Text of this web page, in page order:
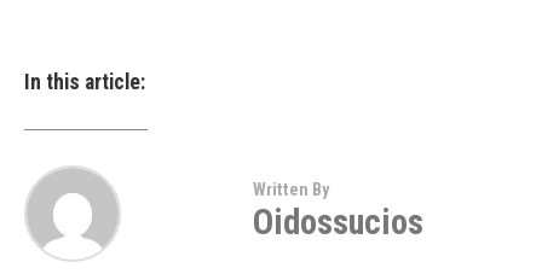
In this article:
Written By
Oidossucios